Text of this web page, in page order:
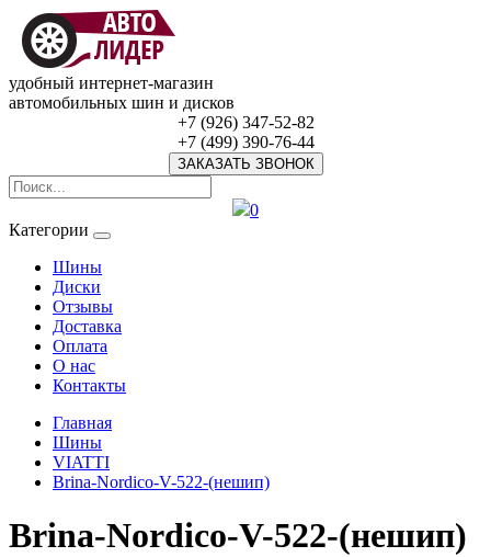
удобный интернет-магазин
автомобильных шин и дисков
+7 (926) 347-52-82
+7 (499) 390-76-44
ЗАКАЗАТЬ ЗВОНОК
0
Категории
Шины
Диски
Отзывы
Доставка
Оплата
О нас
Контакты
Главная
Шины
VIATTI
Brina-Nordico-V-522-(нешип)
Brina-Nordico-V-522-(нешип)